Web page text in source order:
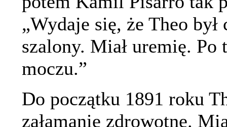
„Wydaje się, że Theo
szalony. Miał uremię. Po
moczu.”
Do początku 1891 roku
załamanie zdrowotne.